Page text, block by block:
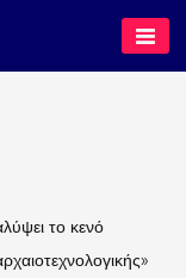
το κενό